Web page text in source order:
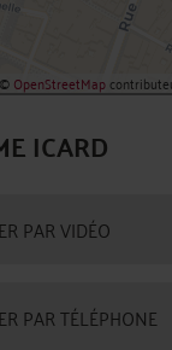
OpenStreetMap
ICARD
PAR VIDÉO
PAR TÉLÉPHONE